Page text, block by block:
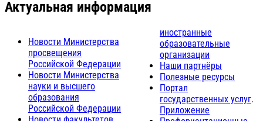
Актуальная информация
Новости Министерства
просвещения
Российской Федерации
Новости Министерства
науки и высшего
образования
Российской Федерации
иностранные
образовательные
организации
Наши партнёры
Полезные ресурсы
Портал
государственных услуг.
Приложение